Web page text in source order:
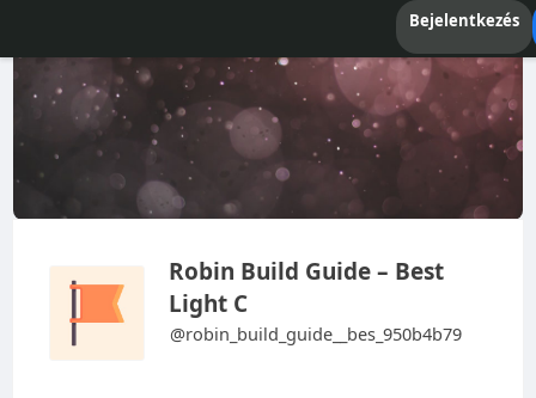
Bejelentkezés
Robin Build Guide – Best
Light C
@robin_build_guide__bes_950b4b79